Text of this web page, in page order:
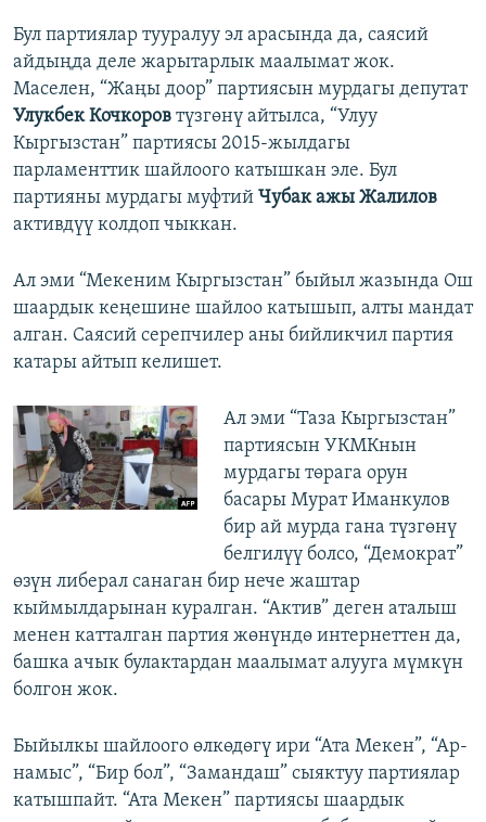
Бул партиялар тууралуу эл арасында да, саясий
айдыңда деле жарытарлык маалымат жок.
Маселен, “Жаңы доор” партиясын мурдагы депутат
Улукбек Кочкоров түзгөнү айтылса, “Улуу
Кыргызстан” партиясы 2015-жылдагы
парламенттик шайлоого катышкан эле. Бул
партияны мурдагы муфтий Чубак ажы Жалилов
активдүү колдоп чыккан.
Ал эми “Мекеним Кыргызстан” быйыл жазында Ош
шаардык кеңешине шайлоо катышып, алты мандат
алган. Саясий серепчилер аны бийликчил партия
катары айтып келишет.
Ал эми “Таза Кыргызстан”
партиясын УКМКнын
мурдагы төрага орун
басары Мурат Иманкулов
бир ай мурда гана түзгөнү
белгилүү болсо, “Демократ”
өзүн либерал санаган бир нече жаштар
кыймылдарынан куралган. “Актив” деген аталыш
менен катталган партия жөнүндө интернеттен да,
башка ачык булактардан маалымат алууга мүмкүн
болгон жок.
Быйылкы шайлоого өлкөдөгү ири “Ата Мекен”, “Ар-
намыс”, “Бир бол”, “Замандаш” сыяктуу партиялар
катышпайт. “Ата Мекен” партиясы шаардык